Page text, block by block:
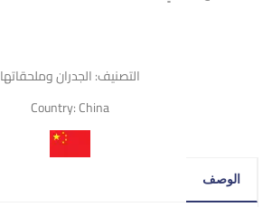
التصنيف:الجدران وملحقاتها
Country:China
الوصف